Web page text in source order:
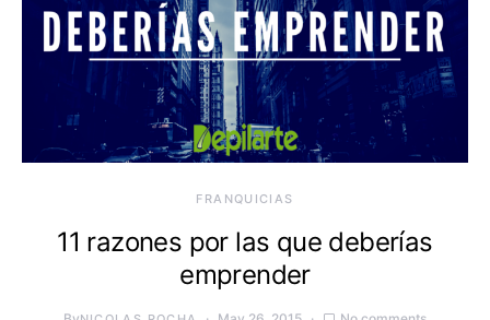
FRANQUICIAS
11 razones por las que deberías
emprender